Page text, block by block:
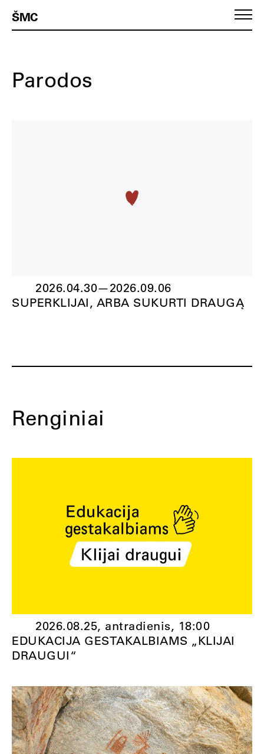
ŠMC
Parodos
2026.04.30—2026.09.06
SUPERKLIJAI, ARBA SUKURTI DRAUGĄ
Renginiai
2026.08.25, antradienis, 18:00
EDUKACIJA GESTAKALBIAMS „KLIJAI
DRAUGUI“